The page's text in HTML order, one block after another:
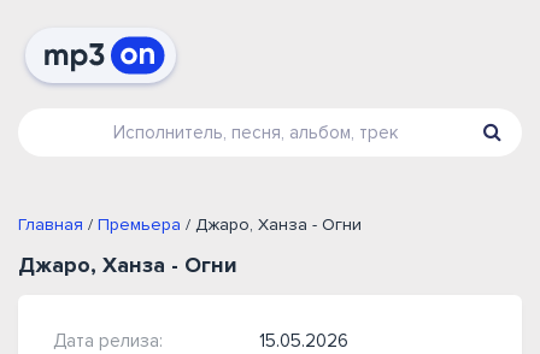
Главная / Премьера / Джаро, Ханза - Огни
Джаро, Ханза - Огни
Дата релиза: 15.05.2026